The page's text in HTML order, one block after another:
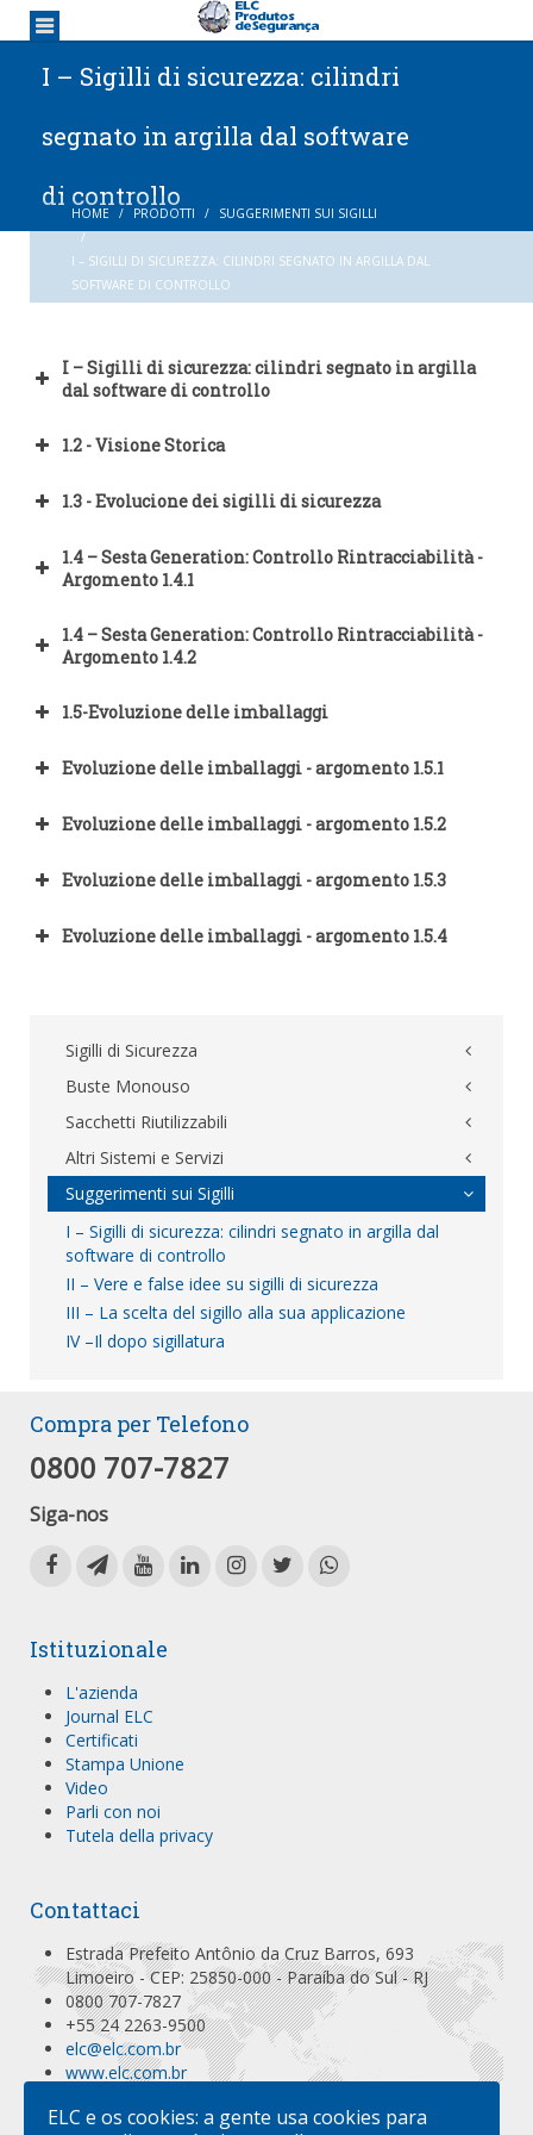
I – Sigilli di sicurezza: cilindri
segnato in argilla dal software
di controllo
HOME PRODOTTI SUGGERIMENTI SUI SIGILLI
I – SIGILLI DI SICUREZZA: CILINDRI SEGNATO IN ARGILLA DAL
SOFTWARE DI CONTROLLO
I – Sigilli di sicurezza: cilindri segnato in argilla
dal software di controllo
controllo
1.1-Definizioni . Sigillo X lucchetto. Sistema di sicurezza e
1.2 - Visione Storica
1.3 - Evolucione dei sigilli di sicurezza
1.4 – Sesta Generation: Controllo Rintracciabilità -
Argomento 1.4.1
sia esso un sigillo
1.4 – Sesta Generation: Controllo Rintracciabilità -
Argomento 1.4.2
1.5-Evoluzione delle imballaggi
controllo
Evoluzione delle imballaggi - argomento 1.5.1
Evoluzione delle imballaggi - argomento 1.5.2
Evoluzione delle imballaggi - argomento 1.5.3
Evoluzione delle imballaggi - argomento 1.5.4
Sigilli di Sicurezza
Buste Monouso
Sacchetti Riutilizzabili
Altri Sistemi e Servizi
Suggerimenti sui Sigilli
I – Sigilli di sicurezza: cilindri segnato in argilla dal
software di controllo
II – Vere e false idee su sigilli di sicurezza
III – La scelta del sigillo alla sua applicazione
IV –Il dopo sigillatura
Compra per Telefono
0800 707-7827
Siga-nos
Istituzionale
L'azienda
Journal ELC
Certificati
Stampa Unione
Video
Parli con noi
Tutela della privacy
Contattaci
Estrada Prefeito Antônio da Cruz Barros, 693
Limoeiro - CEP: 25850-000 - Paraíba do Sul - RJ
0800 707-7827
+55 24 2263-9500
elc@elc.com.br
www.elc.com.br
ELC e os cookies: a gente usa cookies para